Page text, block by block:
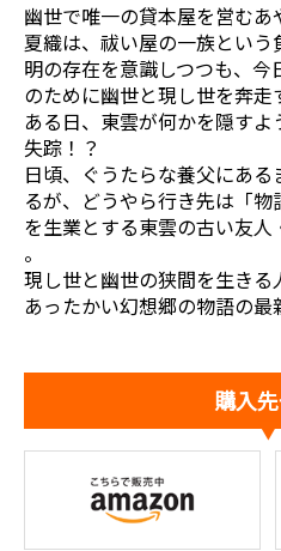
幽世で唯一の貸本屋を営む
夏織は、祓い屋の一族とい
明の存在を意識しつつも、
のために幽世と現し世を奔走
ある日、東雲が何かを隠す
失踪！？
日頃、ぐうたらな養父にあ
るが、どうやら行き先は「
を生業とする東雲の古い友
――。
現し世と幽世の狭間を生きる
あったかい幻想郷の物語の最
購入